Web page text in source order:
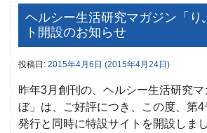
ヘルシー生活研究マガジン「り
ト開設のお知らせ
投稿日: 2015年4月6日 (2015年4月24日)
昨年3月創刊の、ヘルシー生活研究
ぼ」は、ご好評につき、この度、第
発行と同時に特設サイトを開設しま